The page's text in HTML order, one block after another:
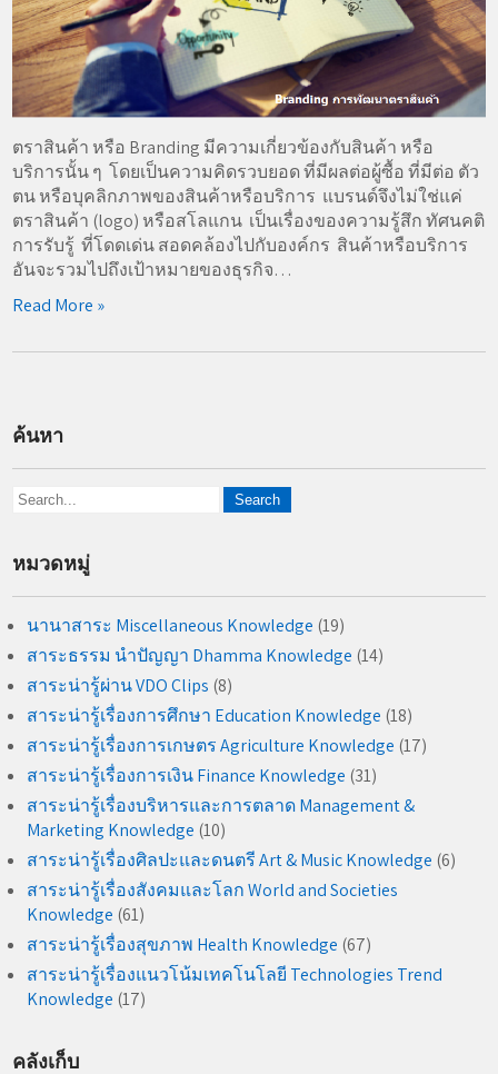
ตราสินค้า หรือ Branding มีความเกี่ยวข้องกับสินค้า หรือ
บริการนั้น ๆ โดยเป็นความคิดรวบยอด ที่มีผลต่อผู้ซื้อ ที่มีต่อ ตัว
ตน หรือบุคลิกภาพของสินค้าหรือบริการ แบรนด์จึงไม่ใช่แค่
ตราสินค้า (logo) หรือสโลแกน เป็นเรื่องของความรู้สึก ทัศนคติ
การรับรู้ ที่โดดเด่น สอดคล้องไปกับองค์กร สินค้าหรือบริการ
อันจะรวมไปถึงเป้าหมายของธุรกิจ…
Read More »
ค้นหา
หมวดหมู่
นานาสาระ Miscellaneous Knowledge (19)
สาระธรรม นำปัญญา Dhamma Knowledge (14)
สาระน่ารู้ผ่าน VDO Clips (8)
สาระน่ารู้เรื่องการศึกษา Education Knowledge (18)
สาระน่ารู้เรื่องการเกษตร Agriculture Knowledge (17)
สาระน่ารู้เรื่องการเงิน Finance Knowledge (31)
สาระน่ารู้เรื่องบริหารและการตลาด Management &
Marketing Knowledge (10)
สาระน่ารู้เรื่องศิลปะและดนตรี Art & Music Knowledge (6)
สาระน่ารู้เรื่องสังคมและโลก World and Societies
Knowledge (61)
สาระน่ารู้เรื่องสุขภาพ Health Knowledge (67)
สาระน่ารู้เรื่องแนวโน้มเทคโนโลยี Technologies Trend
Knowledge (17)
คลังเก็บ